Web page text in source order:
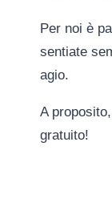
Per noi è
sentiate
agio.
A
gratuito!